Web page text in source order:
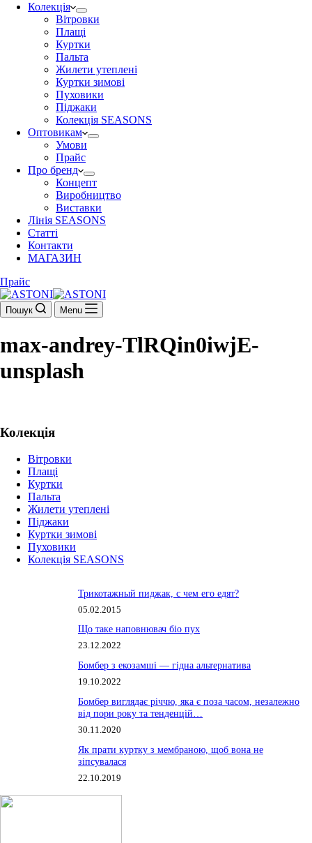
Колекція
Вітровки
Плащі
Куртки
Пальта
Жилети утеплені
Куртки зимові
Пуховики
Піджаки
Колекція SEASONS
Оптовикам
Умови
Прайс
Про бренд
Концепт
Виробництво
Виставки
Лінія SEASONS
Статті
Контакти
МАГАЗИН
Прайс
Пошук Menu
max-andrey-TlRQin0iwjE-
unsplash
Колекція
Вітровки
Плащі
Куртки
Пальта
Жилети утеплені
Піджаки
Куртки зимові
Пуховики
Колекція SEASONS
Трикотажный пиджак, с чем его едят?
05.02.2015
Що таке наповнювач біо пух
23.12.2022
Бомбер з екозамші — гідна альтернатива
19.10.2022
Бомбер виглядає річчю, яка є поза часом, незалежно
від пори року та тенденцій…
30.11.2020
Як прати куртку з мембраною, щоб вона не
зіпсувалася
22.10.2019